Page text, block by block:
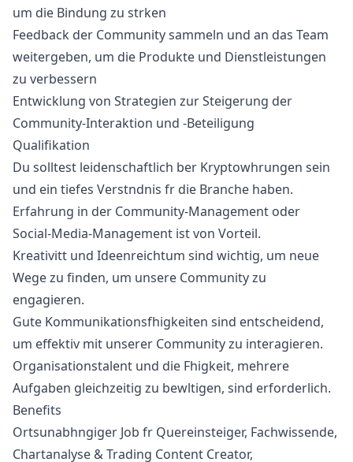
um die Bindung zu strken
Feedback der Community sammeln und an das Team
weitergeben, um die Produkte und Dienstleistungen
zu verbessern
Entwicklung von Strategien zur Steigerung der
Community-Interaktion und -Beteiligung
Qualifikation
Du solltest leidenschaftlich ber Kryptowhrungen sein
und ein tiefes Verstndnis fr die Branche haben.
Erfahrung in der Community-Management oder
Social-Media-Management ist von Vorteil.
Kreativitt und Ideenreichtum sind wichtig, um neue
Wege zu finden, um unsere Community zu
engagieren.
Gute Kommunikationsfhigkeiten sind entscheidend,
um effektiv mit unserer Community zu interagieren.
Organisationstalent und die Fhigkeit, mehrere
Aufgaben gleichzeitig zu bewltigen, sind erforderlich.
Benefits
Ortsunabhngiger Job fr Quereinsteiger, Fachwissende,
Chartanalyse & Trading Content Creator,